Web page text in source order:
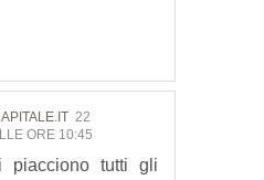
22
ORE 10:45
piacciono tutti gli